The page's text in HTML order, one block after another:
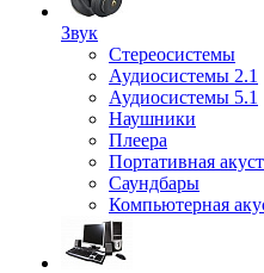
Звук
Стереосистемы
Аудиосистемы 2.1
Аудиосистемы 5.1
Наушники
Плеера
Портативная
Саундбары
Компьютерная